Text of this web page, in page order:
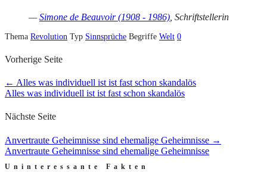
—Simone de Beauvoir (1908 - 1986) , Schriftstellerin
Thema Revolution Typ Sinnsprüche Begriffe Welt 0
Vorherige Seite
← Alles was individuell ist ist fast schon skandalös
Alles was individuell ist ist fast schon skandalös
Nächste Seite
Anvertraute Geheimnisse sind ehemalige Geheimnisse →
Anvertraute Geheimnisse sind ehemalige Geheimnisse
Uninteressante Fakten